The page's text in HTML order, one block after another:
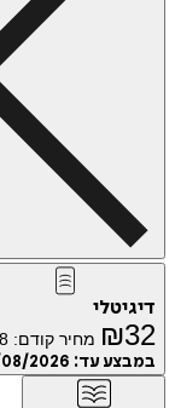
דיגיטלי
₪32 מחיר קודם:
במבצע עד: 2026